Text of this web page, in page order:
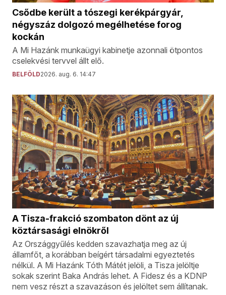
Csődbe került a tószegi kerékpárgyár,
négyszáz dolgozó megélhetése forog
kockán
A Mi Hazánk munkaügyi kabinetje azonnali ötpontos
cselekvési tervvel állt elő.
BELFÖLD2026. aug. 6. 14:47
A Tisza-frakció szombaton dönt az új
köztársasági elnökről
Az Országgyűlés kedden szavazhatja meg az új
államfőt, a korábban beígért társadalmi egyeztetés
nélkül. A Mi Hazánk Tóth Mátét jelöli, a Tisza jelöltje
sokak szerint Baka András lehet. A Fidesz és a KDNP
nem vesz részt a szavazáson és jelöltet sem állítanak.